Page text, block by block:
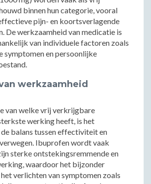
binnen hun categorie, vooral
pijn- en koortsverlagende
De werkzaamheid van medicatie is
van individuele factoren zoals
symptomen en persoonlijke
werkzaamheid
van welke vrij verkrijgbare
werking heeft, is het
balans tussen effectiviteit en
Ibuprofen wordt vaak
sterke ontstekingsremmende en
waardoor het bijzonder
verlichten van symptomen zoals